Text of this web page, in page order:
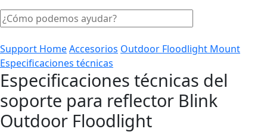
Support HomeAccesorios Outdoor Floodlight Mount
Especificaciones técnicas
Especificaciones técnicas del
soporte para reflector Blink
Outdoor Floodlight